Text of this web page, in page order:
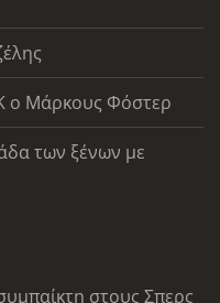
ο Μάρκους Φόστερ
των ξένων με
στους Σπερς